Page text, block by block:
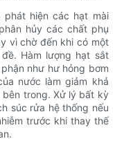
hiện các hạt mài
hủy các chất phụ
vì chờ đến khi có một
Hàm lượng hạt sắt
như hư hỏng bơm
nước làm giảm khả
bên trong. Xử lý bất kỳ
súc rửa hệ thống nếu
trước khi thay thế